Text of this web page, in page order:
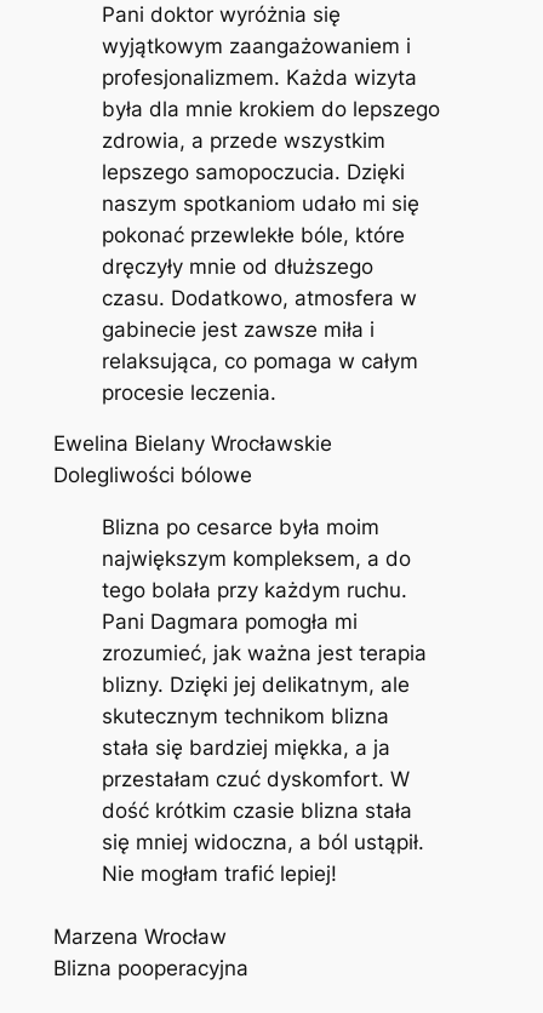
Pani doktor wyróżnia się
wyjątkowym zaangażowaniem i
profesjonalizmem. Każda wizyta
była dla mnie krokiem do lepszego
zdrowia, a przede wszystkim
lepszego samopoczucia. Dzięki
naszym spotkaniom udało mi się
pokonać przewlekłe bóle, które
dręczyły mnie od dłuższego
czasu. Dodatkowo, atmosfera w
gabinecie jest zawsze miła i
relaksująca, co pomaga w całym
procesie leczenia.
Ewelina Bielany Wrocławskie
Dolegliwości bólowe
Blizna po cesarce była moim
największym kompleksem, a do
tego bolała przy każdym ruchu.
Pani Dagmara pomogła mi
zrozumieć, jak ważna jest terapia
blizny. Dzięki jej delikatnym, ale
skutecznym technikom blizna
stała się bardziej miękka, a ja
przestałam czuć dyskomfort. W
dość krótkim czasie blizna stała
się mniej widoczna, a ból ustąpił.
Nie mogłam trafić lepiej!
Marzena Wrocław
Blizna pooperacyjna